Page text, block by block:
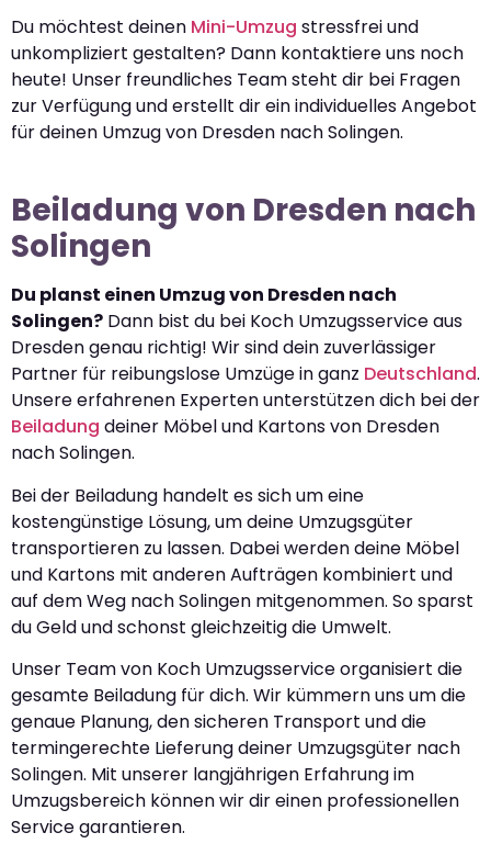
Du möchtest deinen Mini-Umzug stressfrei und
unkompliziert gestalten? Dann kontaktiere uns noch
heute! Unser freundliches Team steht dir bei Fragen
zur Verfügung und erstellt dir ein individuelles Angebot
für deinen Umzug von Dresden nach Solingen.
Beiladung von Dresden nach
Solingen
Du planst einen Umzug von Dresden nach
Solingen? Dann bist du bei Koch Umzugsservice aus
Dresden genau richtig! Wir sind dein zuverlässiger
Partner für reibungslose Umzüge in ganz Deutschland.
Unsere erfahrenen Experten unterstützen dich bei der
Beiladung deiner Möbel und Kartons von Dresden
nach Solingen.
Bei der Beiladung handelt es sich um eine
kostengünstige Lösung, um deine Umzugsgüter
transportieren zu lassen. Dabei werden deine Möbel
und Kartons mit anderen Aufträgen kombiniert und
auf dem Weg nach Solingen mitgenommen. So sparst
du Geld und schonst gleichzeitig die Umwelt.
Unser Team von Koch Umzugsservice organisiert die
gesamte Beiladung für dich. Wir kümmern uns um die
genaue Planung, den sicheren Transport und die
termingerechte Lieferung deiner Umzugsgüter nach
Solingen. Mit unserer langjährigen Erfahrung im
Umzugsbereich können wir dir einen professionellen
Service garantieren.